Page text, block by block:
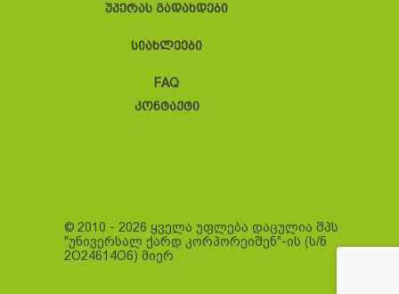
უპერას გადახდები
სიახლეები
FAQ
კონტაქტი
© 2010 - 2026 ყველა უფლება დაცულია შპს
"უნივერსალ ქარდ კორპორეიშენ"-ის (ს/ნ
2O24614O6) მიერ